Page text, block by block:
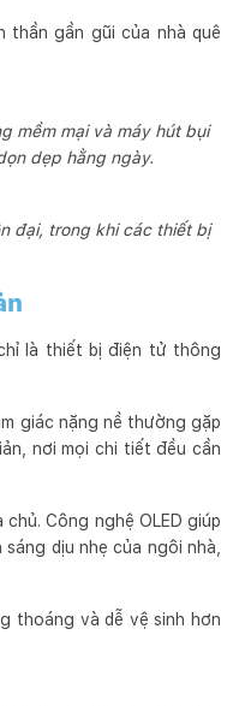
gần gũi của nhà quê
mềm mại và máy hút bụi
dẹp hằng ngày.
đại, trong khi các thiết bị
là thiết bị điện tử thông
giác nặng nề thường gặp
nơi mọi chi tiết đều cần
Công nghệ OLED giúp
dịu nhẹ của ngôi nhà,
thoáng và dễ vệ sinh hơn